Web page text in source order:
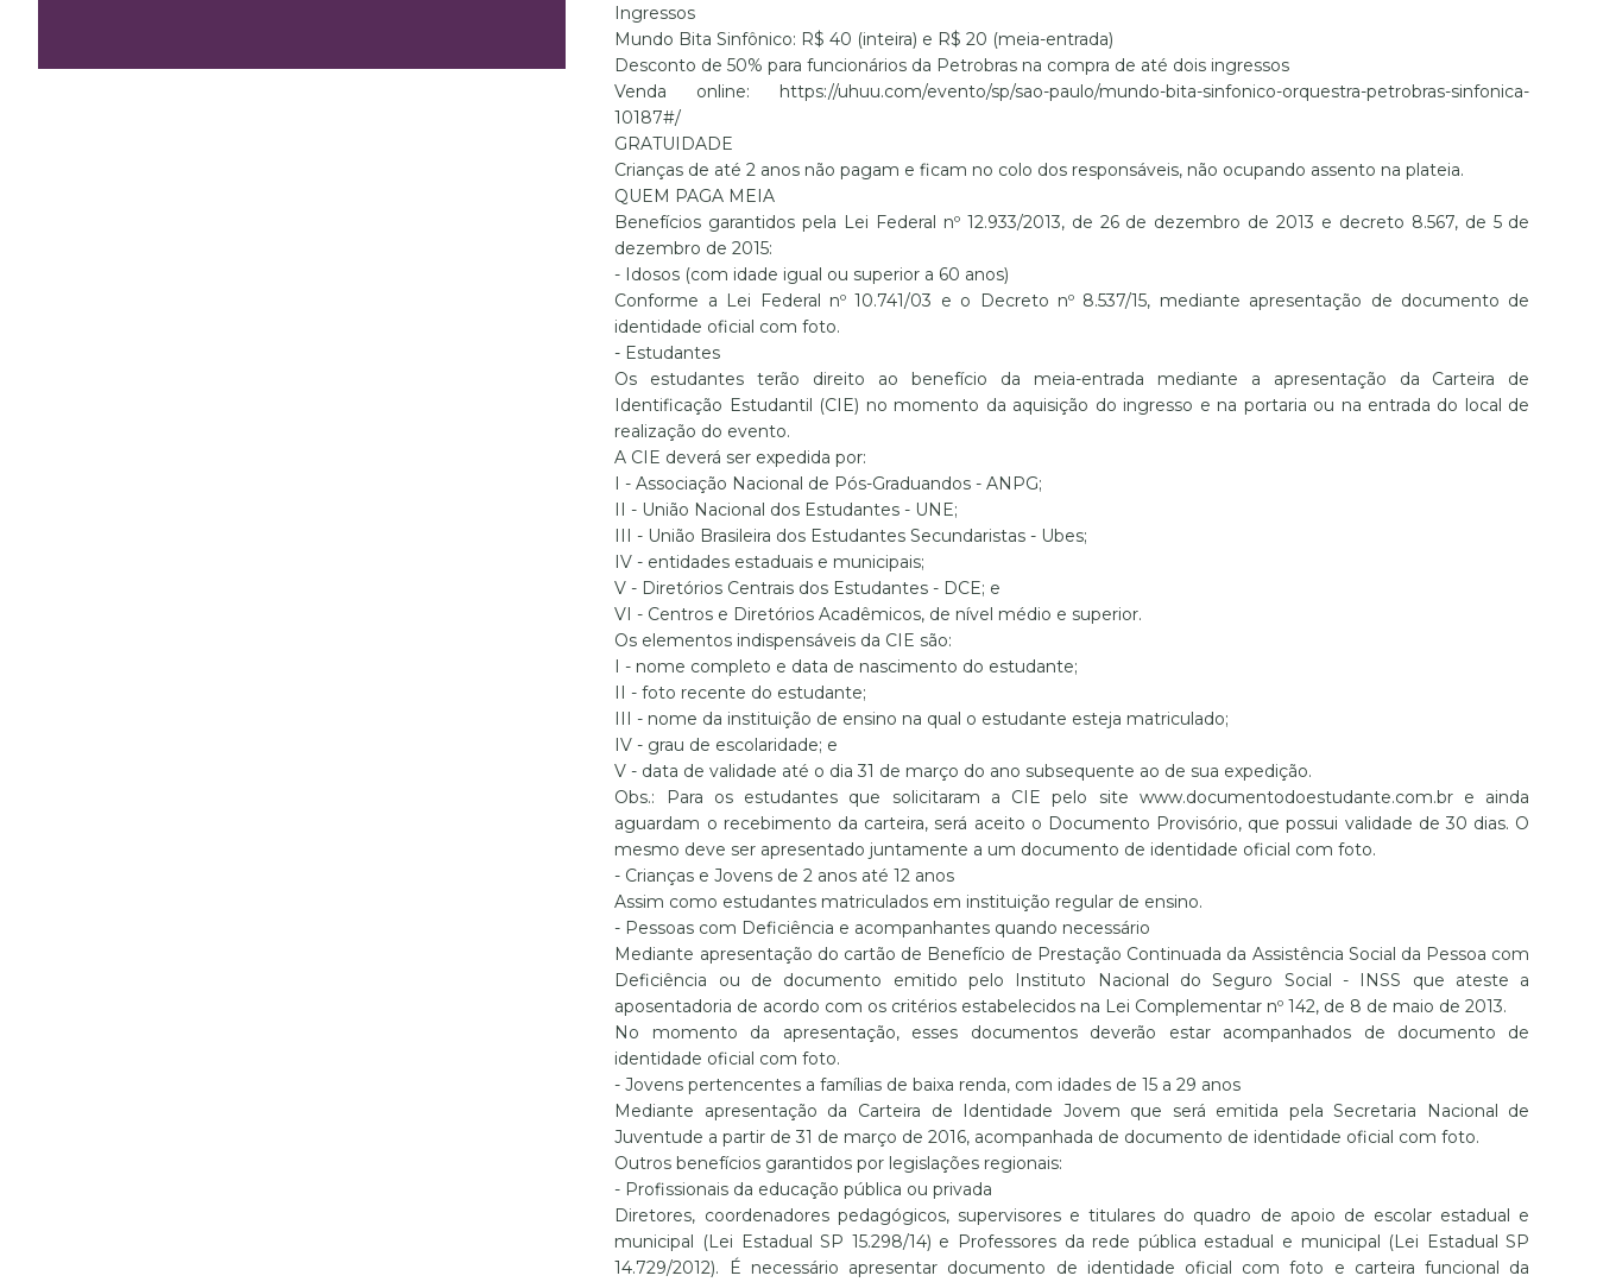
Ingressos
Mundo Bita Sinfônico: R$ 40 (inteira) e R$ 20 (meia-entrada)
Desconto de 50% para funcionários da Petrobras na compra de até dois ingressos
Venda online: https://uhuu.com/evento/sp/sao-paulo/mundo-bita-sinfonico-orquestra-petrobras-sinfonica-
10187#/
GRATUIDADE
Crianças de até 2 anos não pagam e ficam no colo dos responsáveis, não ocupando assento na plateia.
QUEM PAGA MEIA
Benefícios garantidos pela Lei Federal nº 12.933/2013, de 26 de dezembro de 2013 e decreto 8.567, de 5 de
dezembro de 2015:
- Idosos (com idade igual ou superior a 60 anos)
Conforme a Lei Federal nº 10.741/03 e o Decreto nº 8.537/15, mediante apresentação de documento de
identidade oficial com foto.
- Estudantes
Os estudantes terão direito ao benefício da meia-entrada mediante a apresentação da Carteira de
Identificação Estudantil (CIE) no momento da aquisição do ingresso e na portaria ou na entrada do local de
realização do evento.
A CIE deverá ser expedida por:
I - Associação Nacional de Pós-Graduandos - ANPG;
II - União Nacional dos Estudantes - UNE;
III - União Brasileira dos Estudantes Secundaristas - Ubes;
IV - entidades estaduais e municipais;
V - Diretórios Centrais dos Estudantes - DCE; e
VI - Centros e Diretórios Acadêmicos, de nível médio e superior.
Os elementos indispensáveis da CIE são:
I - nome completo e data de nascimento do estudante;
II - foto recente do estudante;
III - nome da instituição de ensino na qual o estudante esteja matriculado;
IV - grau de escolaridade; e
V - data de validade até o dia 31 de março do ano subsequente ao de sua expedição.
Obs.: Para os estudantes que solicitaram a CIE pelo site www.documentodoestudante.com.br e ainda
aguardam o recebimento da carteira, será aceito o Documento Provisório, que possui validade de 30 dias. O
mesmo deve ser apresentado juntamente a um documento de identidade oficial com foto.
- Crianças e Jovens de 2 anos até 12 anos
Assim como estudantes matriculados em instituição regular de ensino.
- Pessoas com Deficiência e acompanhantes quando necessário
Mediante apresentação do cartão de Benefício de Prestação Continuada da Assistência Social da Pessoa com
Deficiência ou de documento emitido pelo Instituto Nacional do Seguro Social - INSS que ateste a
aposentadoria de acordo com os critérios estabelecidos na Lei Complementar nº 142, de 8 de maio de 2013.
No momento da apresentação, esses documentos deverão estar acompanhados de documento de
identidade oficial com foto.
- Jovens pertencentes a famílias de baixa renda, com idades de 15 a 29 anos
Mediante apresentação da Carteira de Identidade Jovem que será emitida pela Secretaria Nacional de
Juventude a partir de 31 de março de 2016, acompanhada de documento de identidade oficial com foto.
Outros benefícios garantidos por legislações regionais:
- Profissionais da educação pública ou privada
Diretores, coordenadores pedagógicos, supervisores e titulares do quadro de apoio de escolar estadual e
municipal (Lei Estadual SP 15.298/14) e Professores da rede pública estadual e municipal (Lei Estadual SP
14.729/2012). É necessário apresentar documento de identidade oficial com foto e carteira funcional da